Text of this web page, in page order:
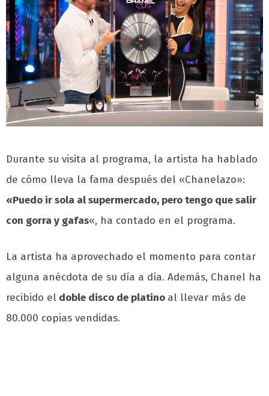
Durante su visita al programa, la artista ha hablado
de cómo lleva la fama después del «Chanelazo»:
«Puedo ir sola al supermercado, pero tengo que salir
con gorra y gafas«, ha contado en el programa.
La artista ha aprovechado el momento para contar
alguna anécdota de su día a día. Además, Chanel ha
recibido el doble disco de platino al llevar más de
80.000 copias vendidas.